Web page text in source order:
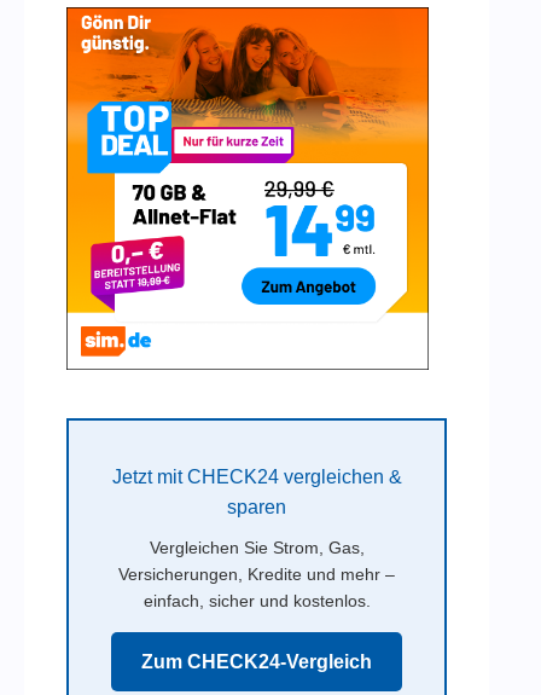
Jetzt mit CHECK24 vergleichen &
sparen
Vergleichen Sie Strom, Gas,
Versicherungen, Kredite und mehr –
einfach, sicher und kostenlos.
Zum CHECK24-Vergleich